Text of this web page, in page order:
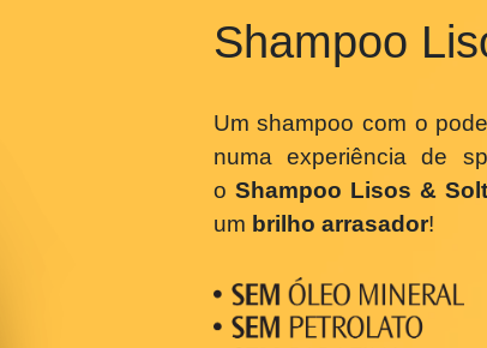
Shampoo
numa experiência
o Shampoo Lisos